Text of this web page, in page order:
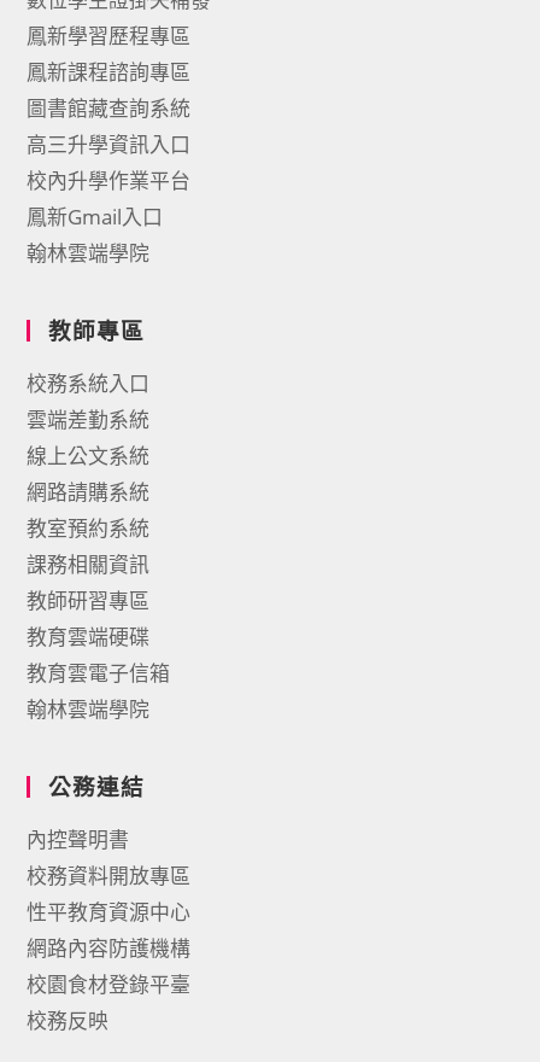
鳳新學習歷程專區
鳳新課程諮詢專區
圖書館藏查詢系統
高三升學資訊入口
校內升學作業平台
鳳新Gmail入口
翰林雲端學院
教師專區
校務系統入口
雲端差勤系統
線上公文系統
網路請購系統
教室預約系統
課務相關資訊
教師研習專區
教育雲端硬碟
教育雲電子信箱
翰林雲端學院
公務連結
內控聲明書
校務資料開放專區
性平教育資源中心
網路內容防護機構
校園食材登錄平臺
校務反映